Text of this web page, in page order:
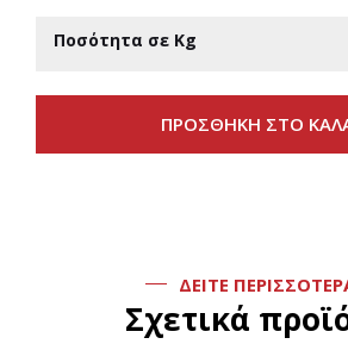
Ποσότητα σε Κg
ΔΕΙΤΕ
Σχετικά